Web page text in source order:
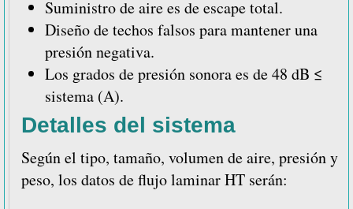
Suministro de aire es de escape total.
Diseño de techos falsos para mantener una
presión negativa.
Los grados de presión sonora es de 48 dB ≤
sistema (A).
Detalles del sistema
Según el tipo, tamaño, volumen de aire, presión y
peso, los datos de flujo laminar HT serán: